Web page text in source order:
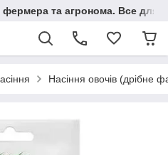
та агронома. Все для
Насіння овочів (дрібне